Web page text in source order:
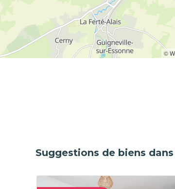
©
Suggestions de biens